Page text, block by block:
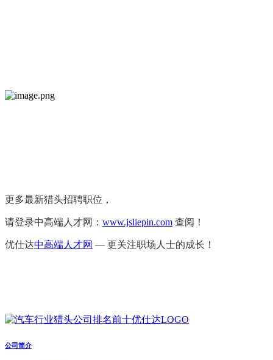
更多最新猎头招聘职位，
请登录中高端人才网： www.jsliepin.com 查阅！
优仕达中高端人才网 — 更关注职场人士的成长！
公司简介